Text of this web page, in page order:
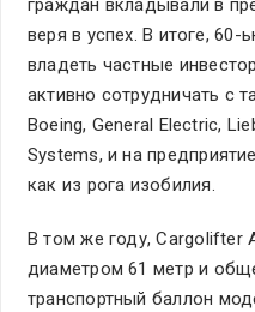
граждан вкладывали в
веря в успех. В итоге,
владеть частные
активно сотрудничать с
Boeing, General Electric,
Systems, и на
как из рога изобилия.
В том же году, Cargolifter
диаметром 61 метр и
транспортный баллон